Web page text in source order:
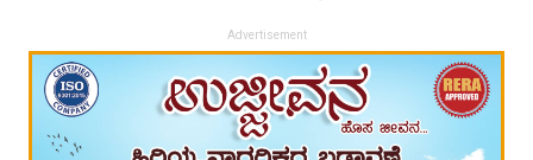
Advertisement